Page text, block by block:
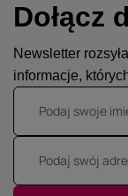
Dołącz
Newsletter
informacje,
Podaj swoje
Podaj swój